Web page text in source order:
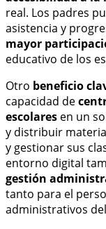
real. Los padres
asistencia y
mayor
educativo de los
Otro beneficio
capacidad de
escolares en un
y distribuir
y gestionar sus
entorno digital
gestión
tanto para el
administrativos